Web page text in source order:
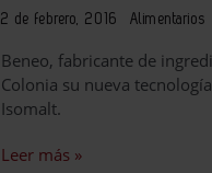
2 de febrero, 2016 Alimentarios
Beneo, fabricante de
Colonia su nueva
Isomalt.
Leer más »